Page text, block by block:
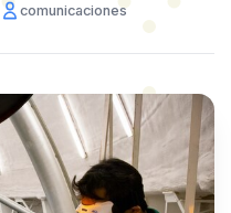
comunicaciones